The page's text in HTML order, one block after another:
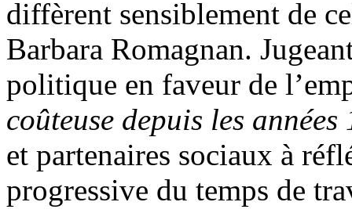
diffèrent sensiblement de
Barbara Romagnan.
politique en faveur de
coûteuse depuis les années
et partenaires sociaux à
progressive du temps de